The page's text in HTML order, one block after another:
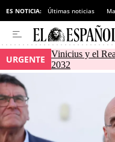
ES NOTICIA: Últimas noticias
URGENTE
Vinicius y el
2032